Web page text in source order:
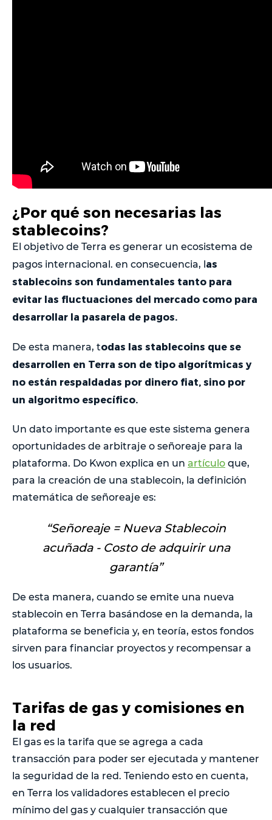
¿Por qué son necesarias las
stablecoins?
El objetivo de Terra es generar un ecosistema de
pagos internacional. en consecuencia, las
stablecoins son fundamentales tanto para
evitar las fluctuaciones del mercado como para
desarrollar la pasarela de pagos.
De esta manera, todas las stablecoins que se
desarrollen en Terra son de tipo algorítmicas y
no están respaldadas por dinero fiat, sino por
un algoritmo específico.
Un dato importante es que este sistema genera
oportunidades de arbitraje o señoreaje para la
plataforma. Do Kwon explica en un artículo que,
para la creación de una stablecoin, la definición
matemática de señoreaje es:
“Señoreaje = Nueva Stablecoin
acuñada - Costo de adquirir una
garantía”
De esta manera, cuando se emite una nueva
stablecoin en Terra basándose en la demanda, la
plataforma se beneficia y, en teoría, estos fondos
sirven para financiar proyectos y recompensar a
los usuarios.
Tarifas de gas y comisiones en
la red
El gas es la tarifa que se agrega a cada
transacción para poder ser ejecutada y mantener
la seguridad de la red. Teniendo esto en cuenta,
en Terra los validadores establecen el precio
mínimo del gas y cualquier transacción que